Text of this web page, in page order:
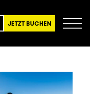
JETZT BUCHEN